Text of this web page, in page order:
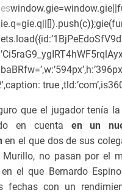
true
que el jugador tenía
en cuenta en un
en el que dos de sus
no pasan por el
en el que Bernardo
fechas con un